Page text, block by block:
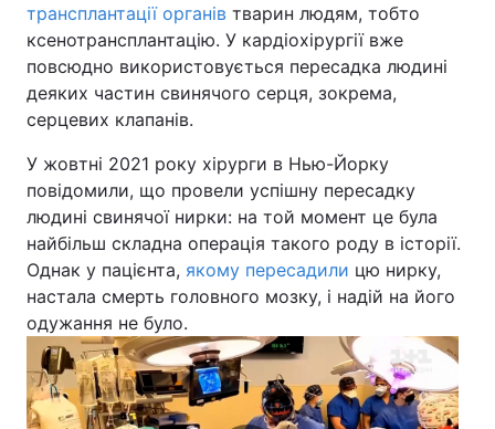
трансплантації органів тварин людям, тобто
ксенотрансплантацію. У кардіохірургії вже
повсюдно використовується пересадка людині
деяких частин свинячого серця, зокрема,
серцевих клапанів.
У жовтні 2021 року хірурги в Нью-Йорку
повідомили, що провели успішну пересадку
людині свинячої нирки: на той момент це була
найбільш складна операція такого роду в історії.
Однак у пацієнта, якому пересадили цю нирку,
настала смерть головного мозку, і надій на його
одужання не було.